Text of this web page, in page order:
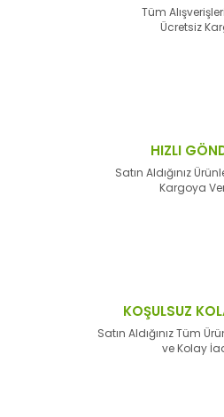
Tüm
Ücretsiz
HIZLI
Satın Aldığınız
Kargoya
KOŞULSUZ
Satın Aldığınız Tüm
ve Kolay